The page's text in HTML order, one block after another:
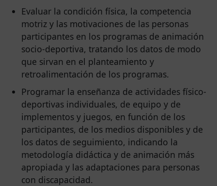
Evaluar la condición física, la competencia
motriz y las motivaciones de las personas
participantes en los programas de animación
socio-deportiva, tratando los datos de modo
que sirvan en el planteamiento y
retroalimentación de los programas.
Programar la enseñanza de actividades físico-
deportivas individuales, de equipo y de
implementos y juegos, en función de los
participantes, de los medios disponibles y de
los datos de seguimiento, indicando la
metodología didáctica y de animación más
apropiada y las adaptaciones para personas
con discapacidad.